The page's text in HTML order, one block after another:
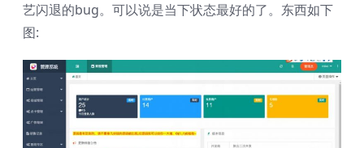
艺闪退的bug。可以说是当下状态最好的了。东西如下
图: